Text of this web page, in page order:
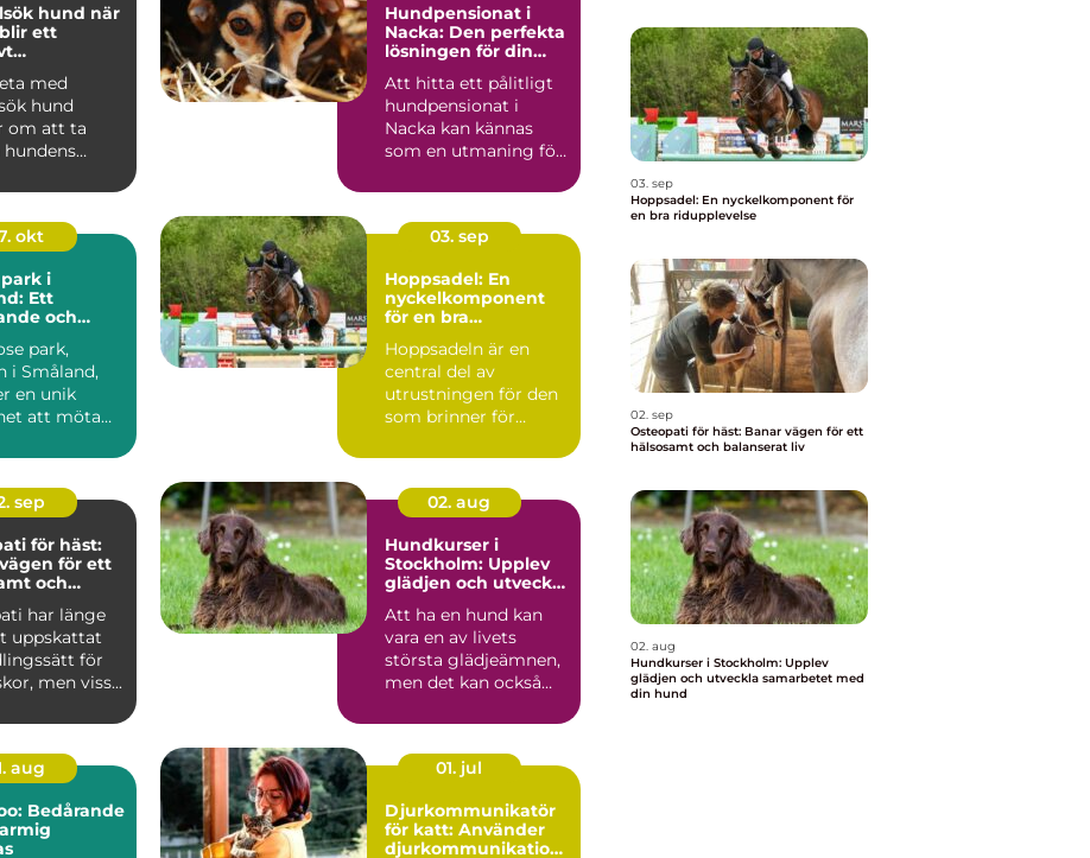
hund när
ett
med
hund
om att ta
hundens
Genom ...
Hundpensionat i
Nacka: Den perfekta
lösningen för din
Att hitta ett pålitligt
hundpensionat i
Nacka kan kännas
som en utmaning för
okt
park i
Ett
och
park,
i Småland,
en unik
att möta
03. sep
Hoppsadel: En
nyckelkomponent
för en bra
Hoppsadeln är en
central del av
utrustningen för den
som brinner för
sep
för häst:
för ett
och
har länge
uppskattat
för
men viss...
02. aug
Hundkurser i
Stockholm: Upplev
glädjen och utveckla
hund
Att ha en hund kan
vara en av livets
största glädjeämnen,
men det kan också
aug
Bedårande
01. jul
Djurkommunikatör
för katt: Använder
djurkommunikation
03. sep
Hoppsadel: En nyckelkomponent för
en bra ridupplevelse
02. sep
Osteopati för häst: Banar vägen för ett
hälsosamt och balanserat liv
02. aug
Hundkurser i Stockholm: Upplev
glädjen och utveckla samarbetet med
din hund